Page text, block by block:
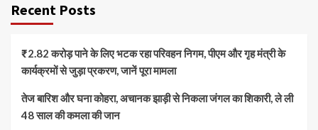
Recent Posts
₹2.82 करोड़ पाने के लिए भटक रहा परिवहन निगम, पीएम और गृह मंत्री के
कार्यक्रमों से जुड़ा प्रकरण, जानें पूरा मामला
तेज बारिश और घना कोहरा, अचानक झाड़ी से निकला जंगल का शिकारी, ले ली
48 साल की कमला की जान